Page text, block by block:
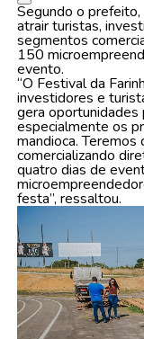
Segundo o
atrair turistas,
segmentos
150
evento.
“O Festival da
investidores e
gera oportunidades
especialmente os
mandioca.
comercializando
quatro dias de
festa”, ressaltou.